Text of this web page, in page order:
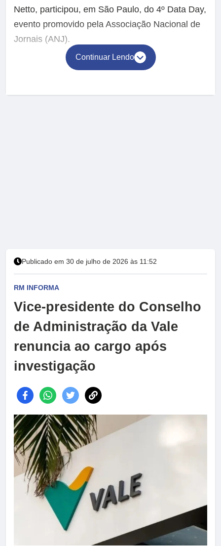
Netto, participou, em São Paulo, do 4º Data Day,
evento promovido pela Associação Nacional de
Jornais (ANJ).
Continuar Lendo
Publicado em 30 de julho de 2026 às 11:52
RM INFORMA
Vice-presidente do Conselho
de Administração da Vale
renuncia ao cargo após
investigação